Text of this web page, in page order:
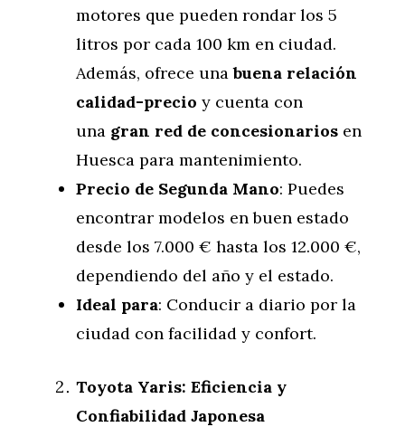
motores que pueden rondar los 5
litros por cada 100 km en ciudad.
Además, ofrece unabuena relación
calidad-precio y cuenta con
una gran red de concesionarios en
Huesca para mantenimiento.
Precio de Segunda Mano: Puedes
encontrar modelos en buen estado
desde los 7.000 € hasta los 12.000 €,
dependiendo del año y el estado.
Ideal para: Conducir a diario por la
ciudad con facilidad y confort.
Toyota Yaris: Eficiencia y
Confiabilidad Japonesa